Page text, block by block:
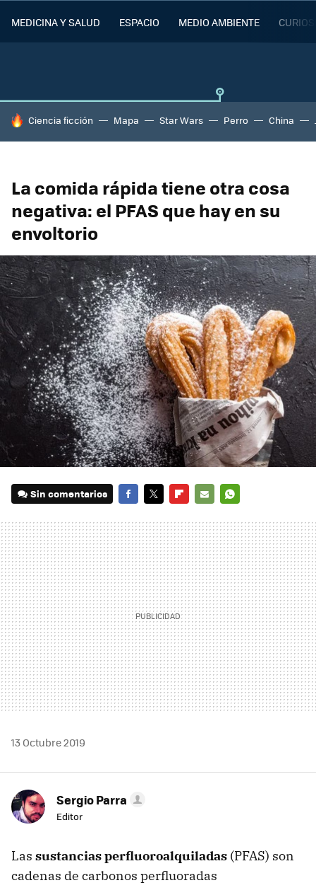
MEDICINA Y SALUD ESPACIO MEDIO AMBIENTE
HOY SE HABLA DE
Ciencia ficción Mapa Star Wars Perro China
La comida rápida tiene otra cosa
negativa: el PFAS que hay en su
envoltorio
Sin comentarios
MAIL
13 Octubre 2019
Sergio Parra
Editor
Las sustancias perfluoroalquiladas (PFAS) son
cadenas de carbonos perfluoradas